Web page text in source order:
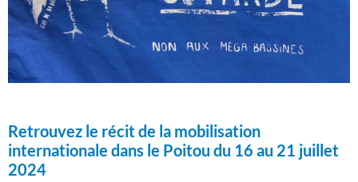
Retrouvez le récit de la mobilisation
internationale dans le Poitou du 16 au 21 juillet
2024